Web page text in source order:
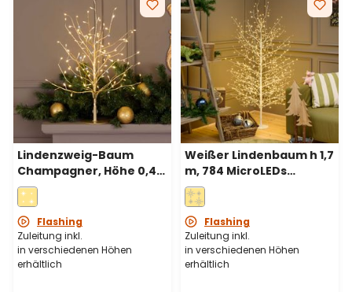
Lindenzweig-Baum
Champagner, Höhe 0,45
m, 108 warmweiße
Mikro-LEDs und
Kaltweiß, Innenbereich
Flashing
Zuleitung inkl.
in verschiedenen Höhen
erhältlich
Weißer Lindenbaum h 1,7
m, 784 MicroLEDs
warmweiß,
Innenbereich
Flashing
Zuleitung inkl.
in verschiedenen Höhen
erhältlich